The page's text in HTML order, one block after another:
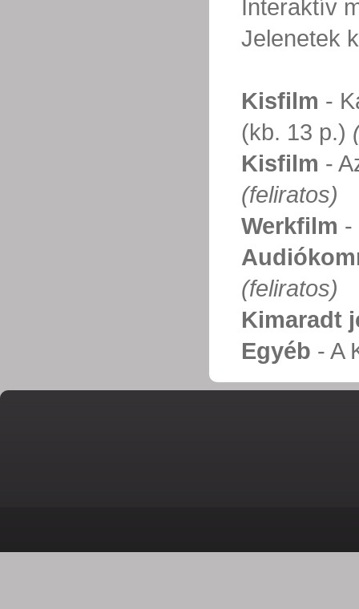
Interaktív
Jelenetek
Kisfilm -
(kb. 13 p.)
Kisfilm -
(feliratos)
Werkfilm -
(feliratos)
Kimaradt
Egyéb - A